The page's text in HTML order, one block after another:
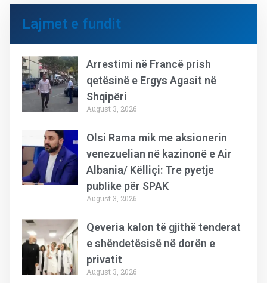
Lajmet e fundit
Arrestimi në Francë prish
qetësinë e Ergys Agasit në
Shqipëri
August 3, 2026
Olsi Rama mik me aksionerin
venezuelian në kazinonë e Air
Albania/ Këlliçi: Tre pyetje
publike për SPAK
August 3, 2026
Qeveria kalon të gjithë tenderat
e shëndetësisë në dorën e
privatit
August 3, 2026